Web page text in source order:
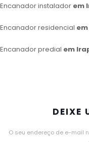
Encanador instalador em
Encanador residencial
Encanador predial em
DEIXE
O seu endereço de e-mail